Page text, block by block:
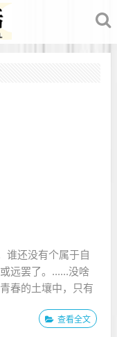
谁还没有个属于自
远罢了。......没啥
春的土壤中，只有
的痛。很多人问
查看全文